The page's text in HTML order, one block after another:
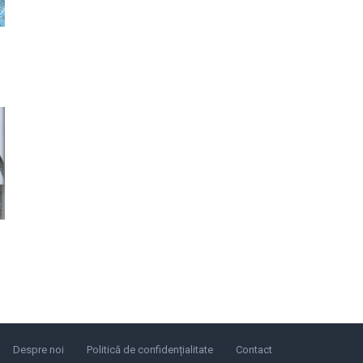
Despre noi Politică de confidențialitate Contact